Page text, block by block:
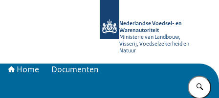
Nederlandse Voedsel- en
Warenautoriteit
Ministerie van Landbouw,
Visserij, Voedselzekerheid en
Natuur
Home Documenten